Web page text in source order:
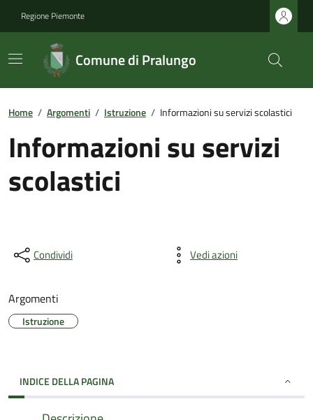
Regione Piemonte
Comune di Pralungo
Home / Argomenti / Istruzione / Informazioni su servizi scolastici
Informazioni su servizi
scolastici
Condividi Vedi azioni
Argomenti
Istruzione
INDICE DELLA PAGINA